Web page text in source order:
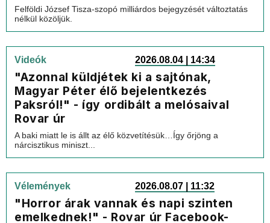
Felföldi József Tisza-szopó milliárdos bejegyzését változtatás
nélkül közöljük.
Videók 2026.08.04 | 14:34
"Azonnal küldjétek ki a sajtónak,
Magyar Péter élő bejelentkezés
Paksról!" - így ordibált a melósaival
Rovar úr
A baki miatt le is állt az élő közvetítésük…Így őrjöng a
nárcisztikus miniszt...
Vélemények 2026.08.07 | 11:32
"Horror árak vannak és napi szinten
emelkednek!" - Rovar úr Facebook-